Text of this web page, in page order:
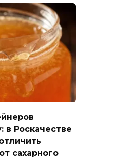
в Роскачестве
сахарного